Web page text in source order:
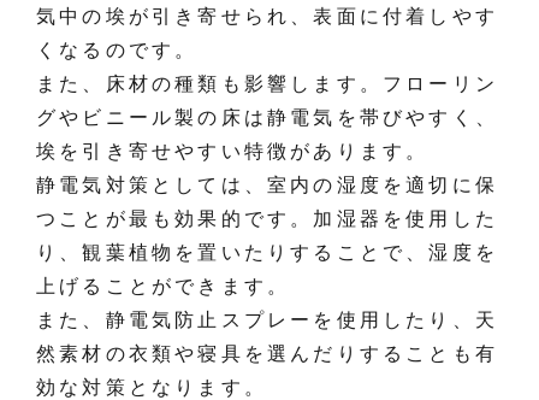
気中の埃が引き寄せられ、表面に付着しやす
くなるのです。
また、床材の種類も影響します。フローリン
グやビニール製の床は静電気を帯びやすく、
埃を引き寄せやすい特徴があります。
静電気対策としては、室内の湿度を適切に保
つことが最も効果的です。加湿器を使用した
り、観葉植物を置いたりすることで、湿度を
上げることができます。
また、静電気防止スプレーを使用したり、天
然素材の衣類や寝具を選んだりすることも有
効な対策となります。